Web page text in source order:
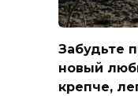
Забудьте
новый
крепче,